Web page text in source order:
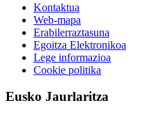
Kontaktua
Web-mapa
Erabilerraztasuna
Egoitza Elektronikoa
Lege informazioa
Cookie politika
Eusko Jaurlaritza